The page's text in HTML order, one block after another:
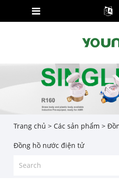
Trang chủ > Các sản phẩm >
Đồng hồ nước điện tử